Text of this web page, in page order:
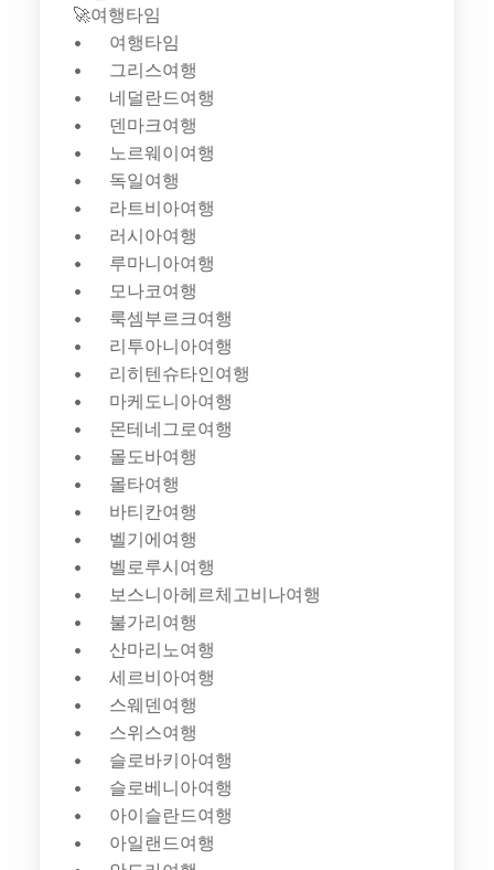
🚀여행타임
여행타임
그리스여행
네덜란드여행
덴마크여행
노르웨이여행
독일여행
라트비아여행
러시아여행
루마니아여행
모나코여행
룩셈부르크여행
리투아니아여행
리히텐슈타인여행
마케도니아여행
몬테네그로여행
몰도바여행
몰타여행
바티칸여행
벨기에여행
벨로루시여행
보스니아헤르체고비나여행
불가리여행
산마리노여행
세르비아여행
스웨덴여행
스위스여행
슬로바키아여행
슬로베니아여행
아이슬란드여행
아일랜드여행